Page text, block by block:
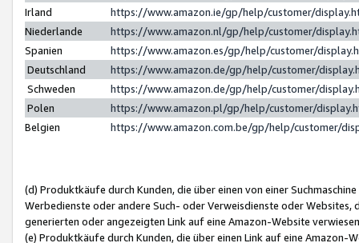
Irland
https://www.amazon.ie/gp/help/customer/
Niederlande
https://www.amazon.nl/gp/help/customer/
Spanien
https://www.amazon.es/gp/help/customer/
Deutschland
https://www.amazon.de/gp/help/customer/
Schweden
https://www.amazon.de/gp/help/customer/
Polen
https://www.amazon.pl/gp/help/customer/
Belgien
https://www.amazon.com.be/gp/help/customer/
(d) Produktkäufe durch Kunden, die über einen von einer
Werbedienste oder andere Such- oder Verweisdienste oder Websites,
generierten oder angezeigten Link auf eine Amazon-Website
(e) Produktkäufe durch Kunden, die über einen Link auf eine